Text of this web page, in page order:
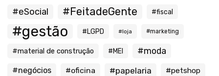
#eSocial #FeitadeGente #fiscal
#gestão #LGPD #loja #marketing
#material de construção #MEI #moda
#negócios #oficina #papelaria #petshop